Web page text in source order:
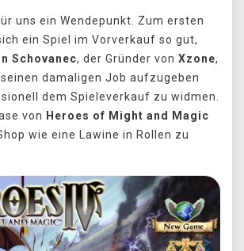
uns ein Wendepunkt. Zum ersten
ein Spiel im Vorverkauf so gut,
Schovanec, der Gründer von Xzone,
damaligen Job aufzugeben
dem Spieleverkauf zu widmen.
von Heroes of Might and Magic
wie eine Lawine in Rollen zu